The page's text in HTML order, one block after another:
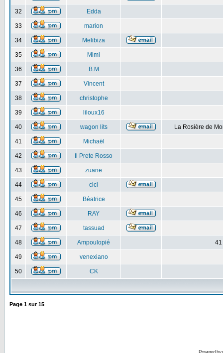
32 Edda
33 marion
34 Melibiza
35 Mimi
36 B.M
37 Vincent
38 christophe
39 liloux16
40 wagon lits La Rosière de
41 Michaël
42 Il Prete Rosso
43 zuane
44 cici
45 Béatrice
46 RAY
47 tassuad
48 Ampoulopié 41
49 venexiano
50 CK
Page 1 sur15
Powered by